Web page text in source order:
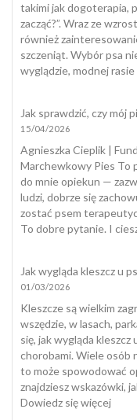
takimi jak dogoterapia,
zacząć?”. Wraz ze
również
szczeniąt. Wybór psa
wyglądzie, modnej
Jak sprawdzić, czy mój
15/04/2026
Agnieszka Cieplik |
Marchewkowy Pies To
do mnie opiekun —
ludzi, dobrze się
zostać psem
To dobre pytanie. I
Jak wygląda kleszcz u
01/03/2026
Kleszcze są wielkim
wszędzie, w lasach,
się, jak wygląda
chorobami. Wiele osób
to może spowodować
znajdziesz wskazówki,
Dowiedz się więcej: